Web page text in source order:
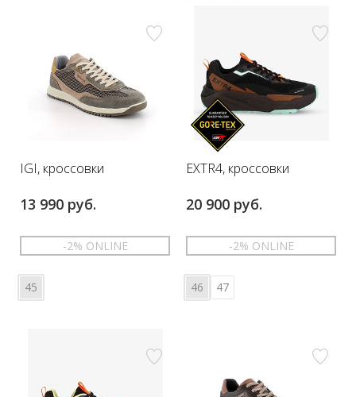
IGI, кроссовки
13 990 руб.
-2% ONLINE
45
EXTR4, кроссовки
20 900 руб.
-2% ONLINE
46 47